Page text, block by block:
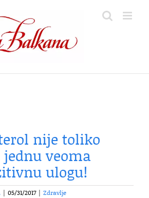
nije toliko
jednu veoma
ulogu!
05/31/2017 Zdravlje